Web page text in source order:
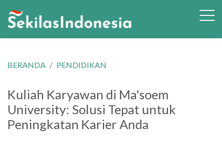
BERANDA PENDIDIKAN
Kuliah Karyawan di Ma'soem
University: Solusi Tepat untuk
Peningkatan Karier Anda